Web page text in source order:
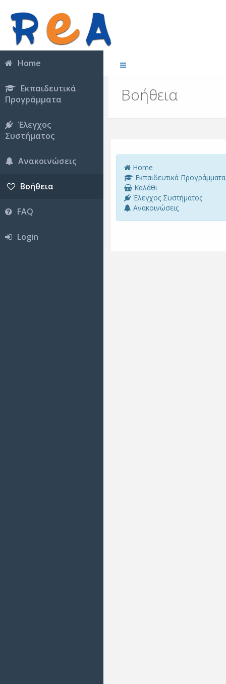
Home
Εκπαιδευτικά
Προγράμματα
Έλεγχος
Συστήματος
Ανακοινώσεις
Βοήθεια
FAQ
Login
Βοήθεια
Home
Εκπαιδευτικά Προγράμματα
Καλάθι
Έλεγχος Συστήματος
Ανακοινώσεις